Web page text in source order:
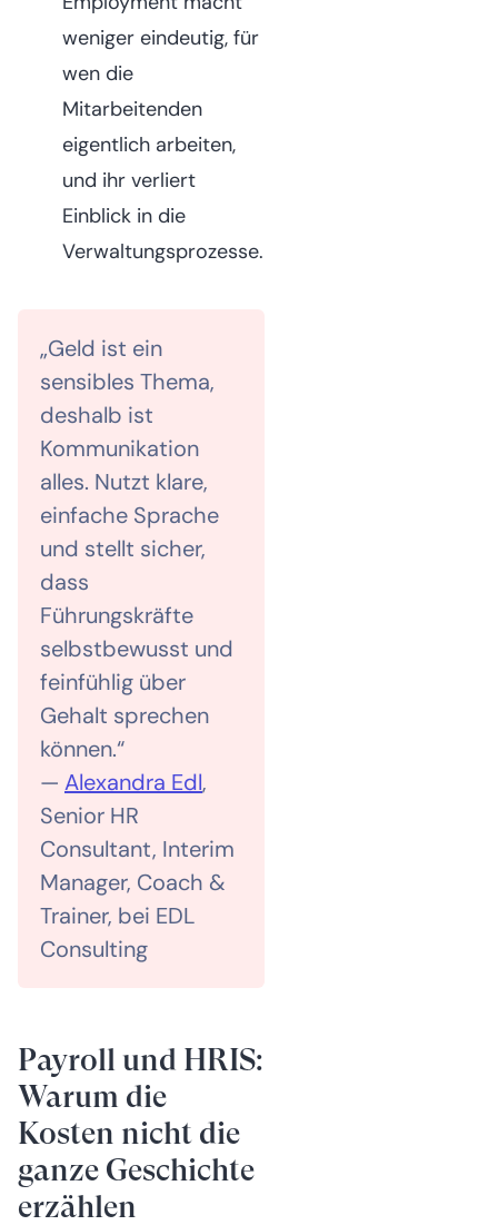
weniger eindeutig, für
wen die
Mitarbeitenden
eigentlich arbeiten,
und ihr verliert
Einblick in die
Verwaltungsprozesse.
„Geld ist ein
sensibles Thema,
deshalb ist
Kommunikation
alles. Nutzt klare,
einfache Sprache
und stellt sicher,
dass
Führungskräfte
selbstbewusst und
feinfühlig über
Gehalt sprechen
können.“
— Alexandra Edl,
Senior HR
Consultant, Interim
Manager, Coach &
Trainer, bei EDL
Consulting
Payroll und HRIS:
Warum die
Kosten nicht die
ganze Geschichte
erzählen